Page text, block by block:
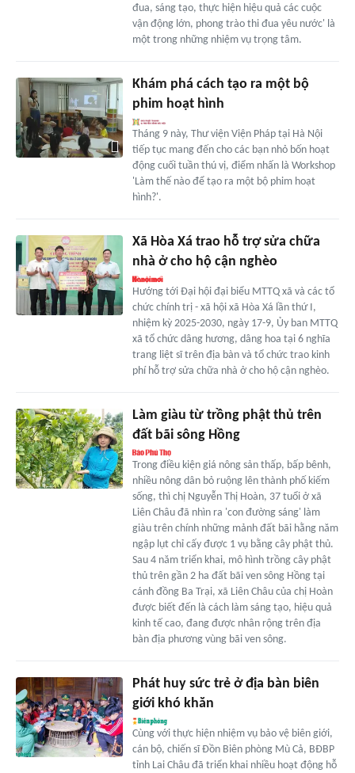
đua, sáng tạo, thực hiện hiệu quả các cuộc
vận động lớn, phong trào thi đua yêu nước' là
một trong những nhiệm vụ trọng tâm.
Khám phá cách tạo ra một bộ
phim hoạt hình
Tháng 9 này, Thư viện Viện Pháp tại Hà Nội
tiếp tục mang đến cho các bạn nhỏ bốn hoạt
động cuối tuần thú vị, điểm nhấn là Workshop
'Làm thế nào để tạo ra một bộ phim hoạt
hình?'.
Xã Hòa Xá trao hỗ trợ sửa chữa
nhà ở cho hộ cận nghèo
Hướng tới Đại hội đại biểu MTTQ xã và các tổ
chức chính trị - xã hội xã Hòa Xá lần thứ I,
nhiệm kỳ 2025-2030, ngày 17-9, Ủy ban MTTQ
xã tổ chức dâng hương, dâng hoa tại 6 nghĩa
trang liệt sĩ trên địa bàn và tổ chức trao kinh
phí hỗ trợ sửa chữa nhà ở cho hộ cận nghèo.
Làm giàu từ trồng phật thủ trên
đất bãi sông Hồng
Trong điều kiện giá nông sản thấp, bấp bênh,
nhiều nông dân bỏ ruộng lên thành phố kiếm
sống, thì chị Nguyễn Thị Hoàn, 37 tuổi ở xã
Liên Châu đã nhìn ra 'con đường sáng' làm
giàu trên chính những mảnh đất bãi hằng năm
ngập lụt chỉ cấy được 1 vụ bằng cây phật thủ.
Sau 4 năm triển khai, mô hình trồng cây phật
thủ trên gần 2 ha đất bãi ven sông Hồng tại
cánh đồng Ba Trại, xã Liên Châu của chị Hoàn
được biết đến là cách làm sáng tạo, hiệu quả
kinh tế cao, đang được nhân rộng trên địa
bàn địa phương vùng bãi ven sông.
Phát huy sức trẻ ở địa bàn biên
giới khó khăn
Cùng với thực hiện nhiệm vụ bảo vệ biên giới,
cán bộ, chiến sĩ Đồn Biên phòng Mù Cả, BĐBP
tỉnh Lai Châu đã triển khai nhiều hoạt động hỗ